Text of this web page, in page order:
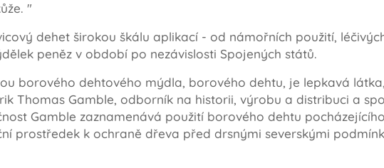
"
dehet širokou škálu aplikací - od námořních použití,
peněz v období po nezávislosti Spojených států.
borového dehtového mýdla, borového dehtu, je lepkavá
Thomas Gamble, odborník na historii, výrobu a distribuci a
Gamble zaznamenává použití borového dehtu
prostředek k ochraně dřeva před drsnými severskými